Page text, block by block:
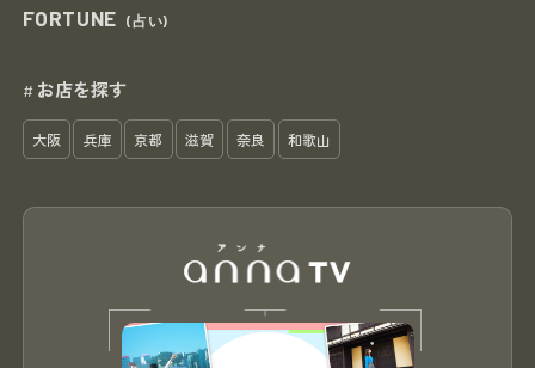
FORTUNE (占い)
# お店を探す
大阪 兵庫 京都 滋賀 奈良 和歌山